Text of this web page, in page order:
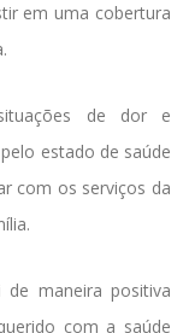
em uma cobertura
de dor e
estado de saúde
com os serviços da
maneira positiva
com a saúde